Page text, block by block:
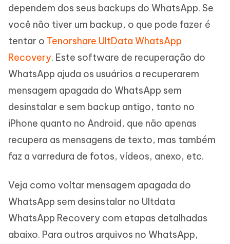
dependem dos seus backups do WhatsApp. Se
você não tiver um backup, o que pode fazer é
tentar o Tenorshare UltData WhatsApp
Recovery. Este software de recuperação do
WhatsApp ajuda os usuários a recuperarem
mensagem apagada do WhatsApp sem
desinstalar e sem backup antigo, tanto no
iPhone quanto no Android, que não apenas
recupera as mensagens de texto, mas também
faz a varredura de fotos, vídeos, anexo, etc.
Veja como voltar mensagem apagada do
WhatsApp sem desinstalar no Ultdata
WhatsApp Recovery com etapas detalhadas
abaixo. Para outros arquivos no WhatsApp,